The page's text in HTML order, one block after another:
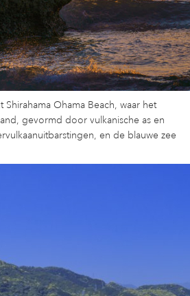
Ohama Beach, waar het
gevormd door vulkanische as en
en de blauwe zee